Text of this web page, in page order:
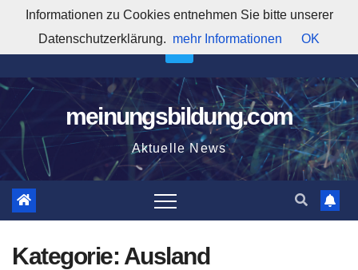
springen
2:40:53 AM
meinungsbildung.com
Aktuelle News
Kategorie: Ausland
Informationen zu Cookies entnehmen Sie bitte unserer
Datenschutzerklärung. mehr Informationen OK